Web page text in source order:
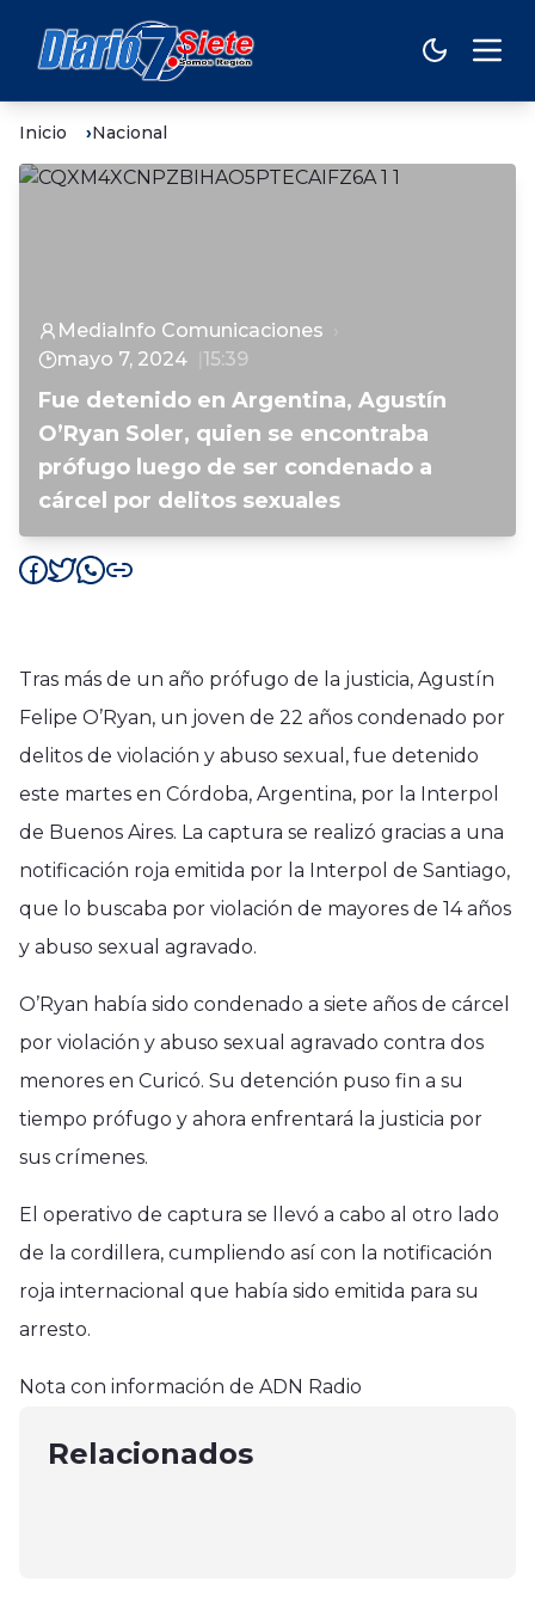
Inicio Nacional
MediaInfo Comunicaciones
mayo 7, 2024
15:39
Fue detenido en Argentina, Agustín
O’Ryan Soler, quien se encontraba
prófugo luego de ser condenado a
cárcel por delitos sexuales
Tras más de un año prófugo de la justicia, Agustín
Felipe O’Ryan, un joven de 22 años condenado por
delitos de violación y abuso sexual, fue detenido
este martes en Córdoba, Argentina, por la Interpol
de Buenos Aires. La captura se realizó gracias a una
notificación roja emitida por la Interpol de Santiago,
que lo buscaba por violación de mayores de 14 años
y abuso sexual agravado.
O’Ryan había sido condenado a siete años de cárcel
por violación y abuso sexual agravado contra dos
menores en Curicó. Su detención puso fin a su
tiempo prófugo y ahora enfrentará la justicia por
sus crímenes.
El operativo de captura se llevó a cabo al otro lado
de la cordillera, cumpliendo así con la notificación
roja internacional que había sido emitida para su
arresto.
Nota con información de ADN Radio
Relacionados
emblemática para fomentar
octubre 25, 2024
Región del Maule
Un hombre falleció al recibir un
Cauquenes
obtienen primer lugar en Feria